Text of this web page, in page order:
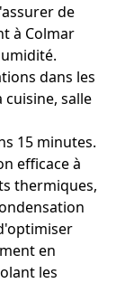
de
à Colmar
dans les
cuisine, salle
15 minutes.
efficace à
thermiques,
en
les